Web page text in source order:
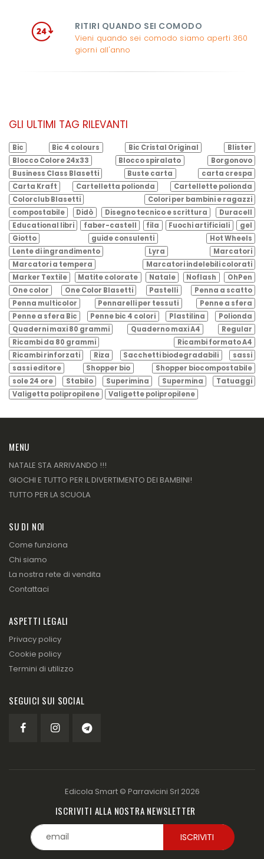
RITIRI QUANDO SEI COMODO
Vieni quando sei comodo siamo aperti 360
giorni all'anno
GLI ULTIMI TAG RILEVANTI
Bic Bic 4 colours Bic Cristal Original
Blister
Blocco Colore 24x33
Blocco spiralato
Borgonovo
Business Class Blasetti
Buste carta
carta crespa
Carta Kraft
Cartelletta polionda
Cartellette polionda
Colorclub Blasetti
Colori per bambini e ragazzi
compostabile
Didò Disegno tecnico e scrittura
Duracell
Educational libri
faber-castell fila Fuochi artificiali
gel
Giotto
guide consulenti
Hot Wheels
Lente di ingrandimento
Lyra
Marcatori
Marcatori a tempera
Marcatori indelebili colorati
Marker Textile
Matite colorate Natale Noflash
OhPen
One color
One Color Blasetti Pastelli
Penna a scatto
Penna multicolor
Pennarelli per tessuti
Penne a sfera
Penne a sfera Bic
Penne bic 4 colori Plastilina
Polionda
Quaderni maxi 80 grammi
Quaderno maxi A4
Regular
Ricambi da 80 grammi
Ricambi formato A4
Ricambi rinforzati
Riza Sacchetti biodegradabili
sassi
sassi editore
Shopper bio
Shopper biocompostabile
sole 24 ore
Stabilo Superimina Supermina
Tatuaggi
Valigetta polipropilene
Valigette polipropilene
MENU
NATALE STA ARRIVANDO !!!
GIOCHI E TUTTO PER IL DIVERTIMENTO DEI BAMBINI!
TUTTO PER LA SCUOLA
SU DI NOI
Come funziona
Chi siamo
La nostra rete di vendita
Contattaci
ASPETTI LEGALI
Privacy policy
Cookie policy
Termini di utilizzo
SEGUICI SUI SOCIAL
Edicola Smart © Parravicini Srl 2026
ISCRIVITI ALLA NOSTRA NEWSLETTER